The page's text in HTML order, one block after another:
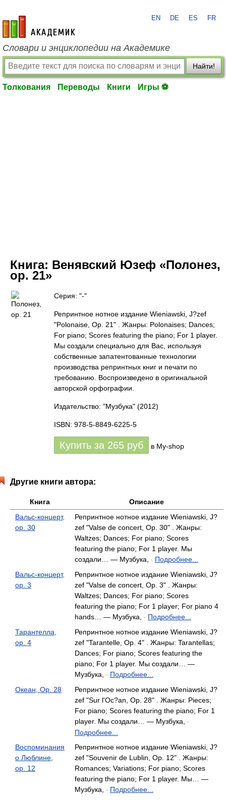
academic.ru
EN DE ES FR
Словари и энциклопедии на Академике
Найти!
Толкования Переводы Книги Игры ⚽
Книга: Венявский Юзеф «Полонез,
op. 21»
Серия: "-"
Репринтное нотное издание Wieniawski, J?zef
"Polonaise, Op. 21" . Жанры: Polonaises; Dances;
For piano; Scores featuring the piano; For 1 player.
Мы создали специально для Вас, используя
собственные запатентованные технологии
производства репринтных книг и печати по
требованию. Воспроизведено в оригинальной
авторской орфографии.
Издательство: "Музбука" (2012)
ISBN: 978-5-8849-6225-5
Купить за 265 руб в My-shop
Другие книги автора:
Книга
Описание
Вальс-концерт,
op. 30
Репринтное нотное издание Wieniawski, J?
zef "Valse de concert, Op. 30" . Жанры:
Waltzes; Dances; For piano; Scores
featuring the piano; For 1 player. Мы
создали… — Музбука,
- Подробнее...
Вальс-концерт,
op. 3
Репринтное нотное издание Wieniawski, J?
zef "Valse de concert, Op. 3" . Жанры:
Waltzes; Dances; For piano; Scores
featuring the piano; For 1 player; For piano 4
hands… — Музбука,
- Подробнее...
Тарантелла,
op. 4
Репринтное нотное издание Wieniawski, J?
zef "Tarantelle, Op. 4" . Жанры: Tarantellas;
Dances; For piano; Scores featuring the
piano; For 1 player. Мы создали… —
Музбука,
- Подробнее...
Океан, Op. 28
Репринтное нотное издание Wieniawski, J?
zef "Sur l'Oc?an, Op. 28" . Жанры: Pieces;
For piano; Scores featuring the piano; For 1
player. Мы создали… — Музбука,
-
Подробнее...
Воспоминания
о Люблине,
op. 12
Репринтное нотное издание Wieniawski, J?
zef "Souvenir de Lublin, Op. 12" . Жанры:
Romances; Variations; For piano; Scores
featuring the piano; For 1 player. Мы… —
Музбука,
- Подробнее...